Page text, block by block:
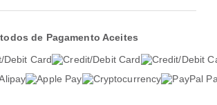
de Pagamento Aceites